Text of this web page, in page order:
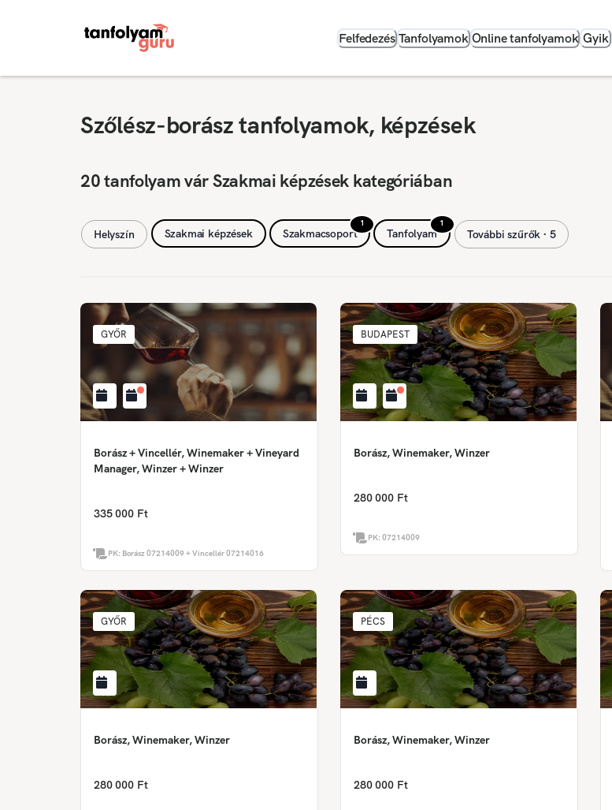
Felfedezés Tanfolyamok Online tanfolyamok Gyik
Szőlész-borász tanfolyamok, képzések
20 tanfolyam vár Szakmai képzések kategóriában
Helyszín Szakmai képzések
1
Szakmacsoport
1
Tanfolyam További szűrők ∙ 5
GYŐR
Borász + Vincellér, Winemaker + Vineyard
Manager, Winzer + Winzer
335 000 Ft
PK: Borász 07214009 + Vincellér 07214016
BUDAPEST
Borász, Winemaker, Winzer
280 000 Ft
PK:07214009
GYŐR
Borász, Winemaker, Winzer
280 000 Ft
PÉCS
Borász, Winemaker, Winzer
280 000 Ft